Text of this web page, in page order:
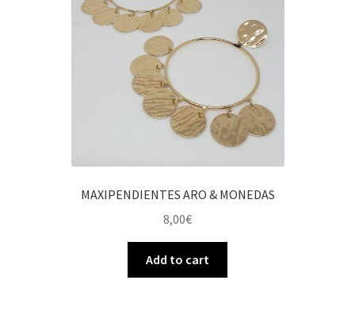
MAXIPENDIENTES ARO & MONEDAS
8,00€
Add to cart